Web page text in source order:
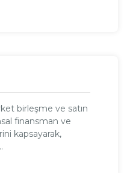
birleşme ve satın
finansman ve
kapsayarak,